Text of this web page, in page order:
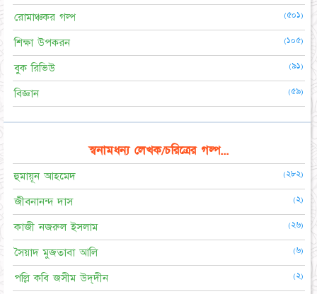
রোমাঞ্চকর গল্প (৫০১)
শিক্ষা উপকরন (১০৫)
বুক রিভিউ (৯১)
বিজ্ঞান (৫৯)
স্বনামধন্য লেখক/চরিত্রের গল্প...
হুমায়ূন আহমেদ (২৮২)
জীবনানন্দ দাস (২)
কাজী নজরুল ইসলাম (২৬)
সৈয়াদ মুজতাবা আলি (৬)
পল্লি কবি জসীম উদ্‌দীন (২)